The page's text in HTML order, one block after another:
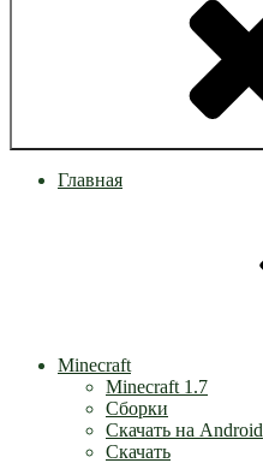
Главная
Minecraft
Minecraft 1.7
Сборки
Скачать на Android
Скачать